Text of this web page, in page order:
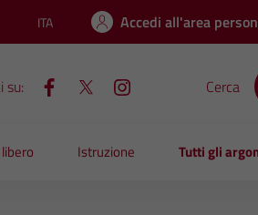
Lingua attiva:
ITA Accedi all'area
su: Cerca
Istruzione Tutti gli